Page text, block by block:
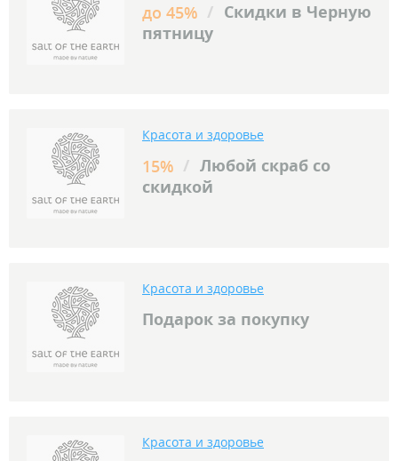
до 45% / Скидки в Черную
пятницу
Красота и здоровье
15% / Любой скраб со
скидкой
Красота и здоровье
Подарок за покупку
Красота и здоровье